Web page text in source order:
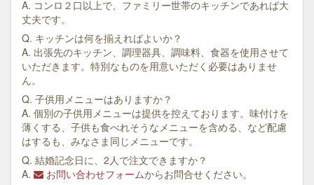
A. コンロ２口以上で、ファミリー世帯のキッチンであれば大
丈夫です。
Q. キッチンは何を揃えればよいか？
A. 出張先のキッチン、調理器具、調味料、食器を使用させて
いただきます。特別なものを用意いただく必要はありませ
ん。
Q. 子供用メニューはありますか？
A. 個別の子供用メニューは提供を控えております。味付けを
薄くする、子供も食べれそうなメニューを含める、など配慮
はするも、みなさま同じメニューです。
Q. 結婚記念日に、2人で注文できますか？
A.
お問い合わせフォームからお問合せください。